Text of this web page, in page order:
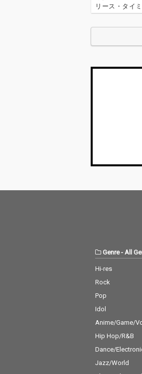
リース・タイ
タッグを組む
Genre- All
Hi-res
Rock
Pop
Idol
Anime/Game/
Hip Hop/R&B
Dance/
Jazz/World